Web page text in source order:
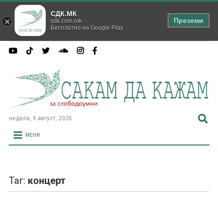
недела, 9 август, 2026
МЕНИ
Таг: концерт
СДК.МК
sdk.com.mk
Бесплатно на Google Play
Преземи